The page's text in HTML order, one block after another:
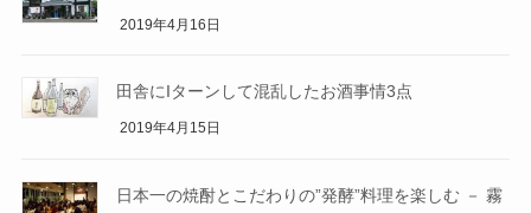
2019年4月16日
田舎にIターンして混乱したお酒事情3点
2019年4月15日
日本一の焼酎とこだわりの”発酵”料理を楽しむ － 霧